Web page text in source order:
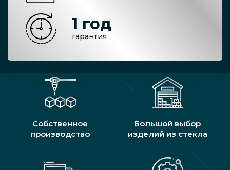
1 год
гарантия
Собственное
производство
Большой выбор
изделий из стекла